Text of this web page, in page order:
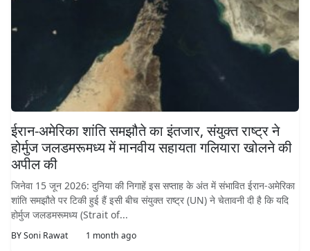
ईरान-अमेरिका शांति समझौते का इंतजार, संयुक्त राष्ट्र ने
होर्मुज जलडमरूमध्य में मानवीय सहायता गलियारा खोलने की
अपील की
जिनेवा 15 जून 2026: दुनिया की निगाहें इस सप्ताह के अंत में संभावित ईरान-अमेरिका
शांति समझौते पर टिकी हुई हैं इसी बीच संयुक्त राष्ट्र (UN) ने चेतावनी दी है कि यदि
होर्मुज जलडमरूमध्य (Strait of...
BYSoni Rawat 1 month ago